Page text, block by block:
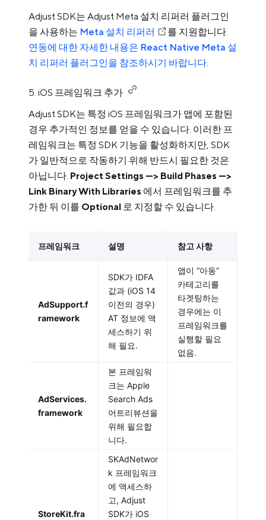
Adjust SDK는 Adjust Meta 설치 리퍼러 플러그인
을 사용하는 Meta 설치 리퍼러
를 지원합니다.
연동에 대한 자세한 내용은 React Native Meta 설
치 리퍼러 플러그인을 참조하시기 바랍니다.
5. iOS 프레임워크 추가
Adjust SDK는 특정 iOS 프레임워크가 앱에 포함된
경우 추가적인 정보를 얻을 수 있습니다. 이러한 프
레임워크는 특정 SDK 기능을 활성화하지만, SDK
가 일반적으로 작동하기 위해 반드시 필요한 것은
아닙니다. Project Settings —> Build Phases —>
Link Binary With Libraries 에서 프레임워크를 추
가한 뒤 이를 Optional 로 지정할 수 있습니다.
프레임워크 설명 참고 사항
AdSupport.f
ramework
SDK가 IDFA
값과 (iOS 14
이전의 경우)
AT 정보에 액
세스하기 위
해 필요.
앱이 “아동”
카테고리를
타겟팅하는
경우에는 이
프레임워크를
실행할 필요
없음.
AdServices.
framework
본 프레임워
크는 Apple
Search Ads
어트리뷰션을
위해 필요합
니다.
StoreKit.fra
SKAdNetwor
k 프레임워크
에 액세스하
고, Adjust
SDK가 iOS